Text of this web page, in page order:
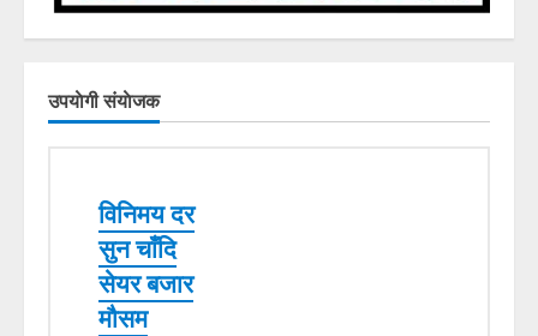
उपयाेगी संयाेजक
विनिमय दर
सुन चाँदि
सेयर बजार
मौसम